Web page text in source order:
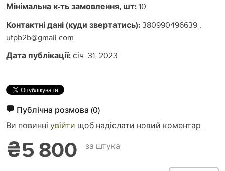
Мінімальна к-ть замовлення, шт:10
Контактні дані (куди звертатись):380990496639 ,
utpb2b@gmail.com
Дата публікації:січ. 31, 2023
Публічна розмова (0)
Ви повинні увійти щоб надіслати новий коментар.
₴5 800 за штука